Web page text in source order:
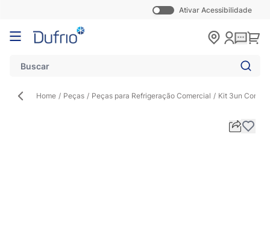
Ativar Acessibilidade
Pular para o conteúdo
Home / Peças / Peças para Refrigeração Comercial / Kit 3un